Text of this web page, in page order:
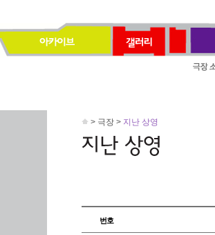
> 극장 > 지난 상영
번호